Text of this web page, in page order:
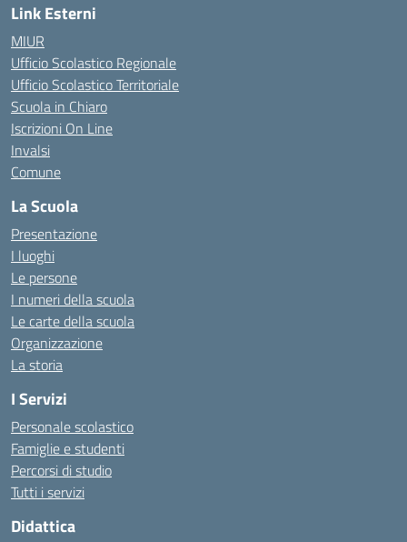
Link Esterni
MIUR
Ufficio Scolastico Regionale
Ufficio Scolastico Territoriale
Scuola in Chiaro
Iscrizioni On Line
Invalsi
Comune
La Scuola
Presentazione
I luoghi
Le persone
I numeri della scuola
Le carte della scuola
Organizzazione
La storia
I Servizi
Personale scolastico
Famiglie e studenti
Percorsi di studio
Tutti i servizi
Didattica